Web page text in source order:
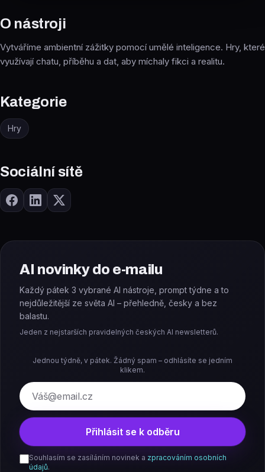
O nástroji
Vytváříme ambientní zážitky pomocí umělé inteligence. Hry, které
využívají chatu, příběhu a dat, aby míchaly fikci a realitu.
Kategorie
Hry
Sociální sítě
AI novinky do e-mailu
Každý pátek 3 vybrané AI nástroje, prompt týdne a to
nejdůležitější ze světa AI – přehledně, česky a bez
balastu.
Jeden z nejstarších pravidelných českých AI newsletterů.
Jednou týdně, v pátek. Žádný spam – odhlásíte se jedním
klikem.
E-mail
Přihlásit se k odběru
Souhlasím se zasíláním novinek a zpracováním osobních
údajů.